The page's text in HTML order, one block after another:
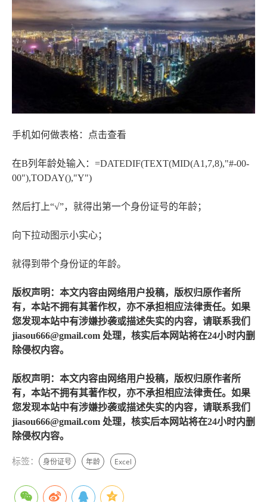
手机如何做表格：点击查看
在B列年龄处输入：=DATEDIF(TEXT(MID(A1,7,8),"#-00-
00"),TODAY(),"Y")
然后打上“√”，就得出第一个身份证号的年龄；
向下拉动图示小实心；
就得到带个身份证的年龄。
版权声明：本文内容由网络用户投稿，版权归原作者所
有，本站不拥有其著作权，亦不承担相应法律责任。如果
您发现本站中有涉嫌抄袭或描述失实的内容，请联系我们
jiasou666@gmail.com 处理，核实后本网站将在24小时内删
除侵权内容。
版权声明：本文内容由网络用户投稿，版权归原作者所
有，本站不拥有其著作权，亦不承担相应法律责任。如果
您发现本站中有涉嫌抄袭或描述失实的内容，请联系我们
jiasou666@gmail.com 处理，核实后本网站将在24小时内删
除侵权内容。
标签： 身份证号 年龄 Excel